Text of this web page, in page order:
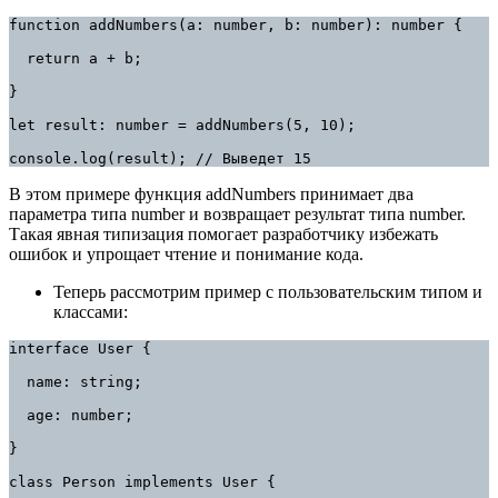
function addNumbers(a: number, b: number): number {
return a + b;
}
let result: number = addNumbers(5, 10);
console.log(result); // Выведет 15
В этом примере функция addNumbers принимает два
параметра типа number и возвращает результат типа number.
Такая явная типизация помогает разработчику избежать
ошибок и упрощает чтение и понимание кода.
Теперь рассмотрим пример с пользовательским типом и
классами:
interface User {
name: string;
age: number;
}
class Person implements User {